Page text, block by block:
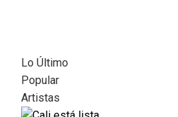
Lo Último
Popular
Artistas